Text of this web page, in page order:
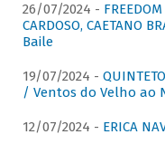
26/07/2024 -
CARDOSO, CAETANO
Baile
19/07/2024 -
/ Ventos do Velho ao
12/07/2024 - ERICA